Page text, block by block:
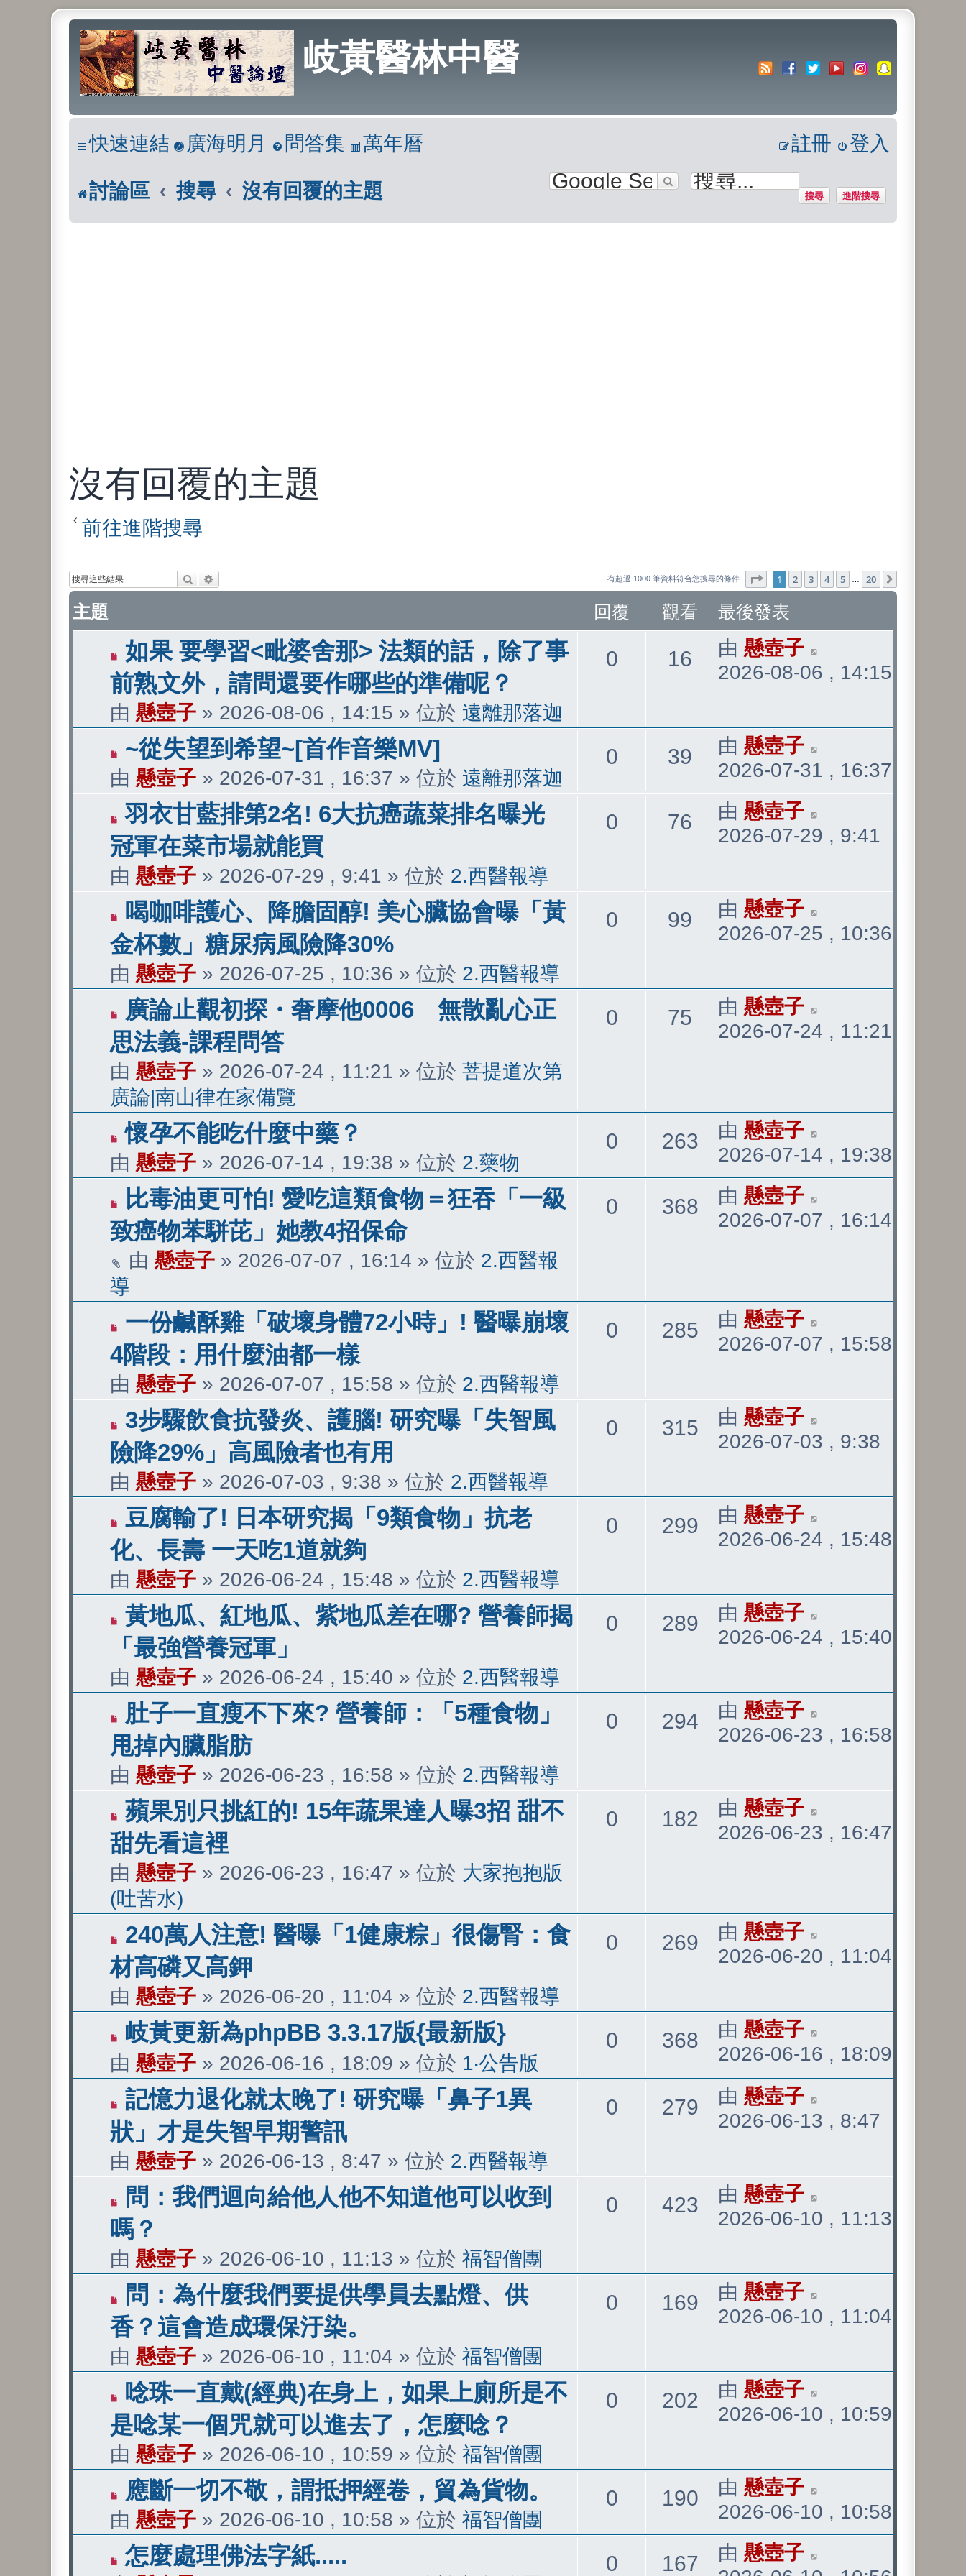
岐黃醫林中醫
快速連結 廣海明月 問答集 萬年曆 登入
註冊
討論區 搜尋 沒有回覆的主題 搜尋 進階搜尋
沒有回覆的主題
前往進階搜尋
搜尋 有超過 1000 筆資料符合您搜尋的條件 1頁 (共 20 頁)
1 2 3 4 5 20
主題 回覆 觀看 最後發表
有
新
文
章
如果 要學習<毗婆舍那> 法類的話，除了事
前熟文外，請問還要作哪些的準備呢？
由 懸壺子 » 2026-08-06 , 14:15 » 位於 遠離那落迦
0回
16
最
後
表
由 懸壺子
2026-08-06 , 14:15
有
新
文
章
~從失望到希望~[首作音樂MV]
由 懸壺子 » 2026-07-31 , 16:37 » 位於 遠離那落迦
0回
39
最
後
發
表
由 懸壺子
2026-07-31 , 16:37
有
新
文
章
羽衣甘藍排第2名! 6大抗癌蔬菜排名曝光
冠軍在菜市場就能買
由 懸壺子 » 2026-07-29 , 9:41 » 位於 2.西醫報導
0回
76
最
後
表
由 懸壺子
2026-07-29 , 9:41
有
新
文
章
喝咖啡護心、降膽固醇! 美心臟協會曝「黃
金杯數」糖尿病風險降30%
由 懸壺子 » 2026-07-25 , 10:36 » 位於 2.西醫報導
0回
99
最
後
表
由 懸壺子
2026-07-25 , 10:36
有
新
文
章
廣論止觀初探・奢摩他0006 無散亂心正
思法義-課程問答
由 懸壺子 » 2026-07-24 , 11:21 » 位於 菩提道次第
廣論|南山律在家備覽
0回
75
最
後
由 懸壺子
2026-07-24 , 11:21
有
新
文
章
懷孕不能吃什麼中藥？
由 懸壺子 » 2026-07-14 , 19:38 » 位於 2.藥物
0回
263觀 最
後
發
表
由 懸壺子
2026-07-14 , 19:38
有
新
文
章
比毒油更可怕! 愛吃這類食物＝狂吞「一級
致癌物苯駢芘」她教4招保命
由 懸壺子 » 2026-07-07 , 16:14 » 位於 2.西醫報
導
0回
368觀 最
後
由 懸壺子
2026-07-07 , 16:14
有
新
文
章
一份鹹酥雞「破壞身體72小時」! 醫曝崩壞
4階段：用什麼油都一樣
由 懸壺子 » 2026-07-07 , 15:58 » 位於 2.西醫報導
0回
285觀 最
後
表
由 懸壺子
2026-07-07 , 15:58
有
新
文
章
3步驟飲食抗發炎、護腦! 研究曝「失智風
險降29%」高風險者也有用
由 懸壺子 » 2026-07-03 , 9:38 » 位於 2.西醫報導
0回
315觀 最
後
表
由 懸壺子
2026-07-03 , 9:38
有
新
文
章
豆腐輸了! 日本研究揭「9類食物」抗老
化、長壽 一天吃1道就夠
由 懸壺子 » 2026-06-24 , 15:48 » 位於 2.西醫報導
0回
299觀 最
後
表
由 懸壺子
2026-06-24 , 15:48
有
新
文
章
黃地瓜、紅地瓜、紫地瓜差在哪? 營養師揭
「最強營養冠軍」
由 懸壺子 » 2026-06-24 , 15:40 » 位於 2.西醫報導
0回
289觀 最
後
表
由 懸壺子
2026-06-24 , 15:40
有
新
文
章
肚子一直瘦不下來? 營養師：「5種食物」
甩掉內臟脂肪
由 懸壺子 » 2026-06-23 , 16:58 » 位於 2.西醫報導
0回
294觀 最
後
表
由 懸壺子
2026-06-23 , 16:58
有
新
文
章
蘋果別只挑紅的! 15年蔬果達人曝3招 甜不
甜先看這裡
由 懸壺子 » 2026-06-23 , 16:47 » 位於 大家抱抱版
(吐苦水)
0回
182
最
後
由 懸壺子
2026-06-23 , 16:47
有
新
文
章
240萬人注意! 醫曝「1健康粽」很傷腎：食
材高磷又高鉀
由 懸壺子 » 2026-06-20 , 11:04 » 位於 2.西醫報導
0回
269觀 最
後
表
由 懸壺子
2026-06-20 , 11:04
有
新
文
章
岐黃更新為phpBB 3.3.17版{最新版}
由 懸壺子 » 2026-06-16 , 18:09 » 位於 1‧公告版
0回
覆
368觀
看
最
後
發
表
由 懸壺子
2026-06-16 , 18:09
有
新
文
章
記憶力退化就太晚了! 研究曝「鼻子1異
狀」才是失智早期警訊
由 懸壺子 » 2026-06-13 , 8:47 » 位於 2.西醫報導
0回
279觀 最
後
表
由 懸壺子
2026-06-13 , 8:47
有
新
文
章
問：我們迴向給他人他不知道他可以收到
嗎？
由 懸壺子 » 2026-06-10 , 11:13 » 位於 福智僧團
0回
423觀 最
後
表
由 懸壺子
2026-06-10 , 11:13
有
新
文
章
問：為什麼我們要提供學員去點燈、供
香？這會造成環保汙染。
由 懸壺子 » 2026-06-10 , 11:04 » 位於 福智僧團
0回
169觀 最
後
表
由 懸壺子
2026-06-10 , 11:04
有
新
文
章
唸珠一直戴(經典)在身上，如果上廁所是不
是唸某一個咒就可以進去了，怎麼唸？
由 懸壺子 » 2026-06-10 , 10:59 » 位於 福智僧團
0回
202
最
後
表
由 懸壺子
2026-06-10 , 10:59
有
新
文
章
應斷一切不敬，謂抵押經卷，貿為貨物。
由 懸壺子 » 2026-06-10 , 10:58 » 位於 福智僧團
0回
190觀 最
後
發
表
由 懸壺子
2026-06-10 , 10:58
有
怎麼處理佛法字紙..... 0回 167觀 最
由 懸壺子